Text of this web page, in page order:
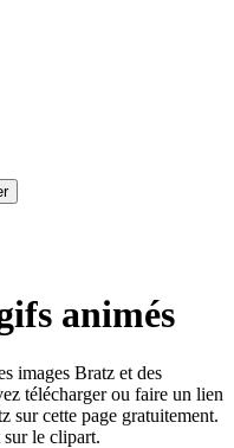
animés
images Bratz et des
télécharger ou faire un lien
sur cette page gratuitement.
le clipart.